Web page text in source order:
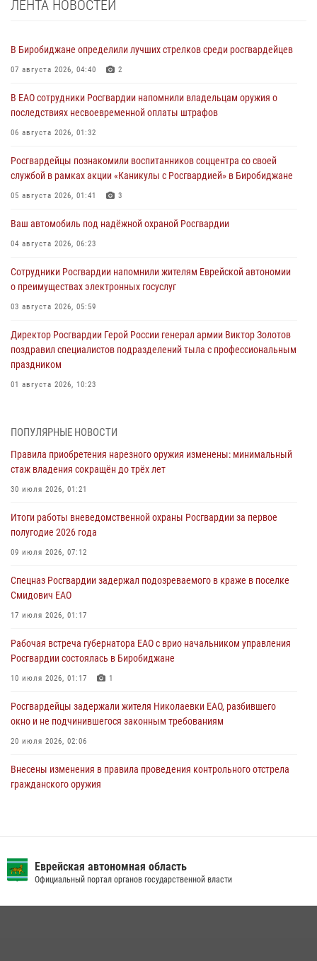
ЛЕНТА НОВОСТЕЙ
В Биробиджане определили лучших стрелков среди росгвардейцев
07 августа 2026, 04:40 2
В ЕАО сотрудники Росгвардии напомнили владельцам оружия о
последствиях несвоевременной оплаты штрафов
06 августа 2026, 01:32
Росгвардейцы познакомили воспитанников соццентра со своей
службой в рамках акции «Каникулы с Росгвардией» в Биробиджане
05 августа 2026, 01:41 3
Ваш автомобиль под надёжной охраной Росгвардии
04 августа 2026, 06:23
Сотрудники Росгвардии напомнили жителям Еврейской автономии
о преимуществах электронных госуслуг
03 августа 2026, 05:59
Директор Росгвардии Герой России генерал армии Виктор Золотов
поздравил специалистов подразделений тыла с профессиональным
праздником
01 августа 2026, 10:23
Российской Федерации
В Росгвардии вспоминают российских воинов, погибших в Первой
мировой войне 1914-1918 годов
Внесены изменения в правила проведения контрольного отстрела
гражданского оружия
Правила приобретения нарезного оружия изменены: минимальный
стаж владения сокращён до трёх лет
ПОПУЛЯРНЫЕ НОВОСТИ
Правила приобретения нарезного оружия изменены: минимальный
стаж владения сокращён до трёх лет
30 июля 2026, 01:21
Итоги работы вневедомственной охраны Росгвардии за первое
полугодие 2026 года
09 июля 2026, 07:12
Спецназ Росгвардии задержал подозреваемого в краже в поселке
Смидович ЕАО
17 июля 2026, 01:17
Рабочая встреча губернатора ЕАО с врио начальником управления
Росгвардии состоялась в Биробиджане
10 июля 2026, 01:17 1
Росгвардейцы задержали жителя Николаевки ЕАО, разбившего
окно и не подчинившегося законным требованиям
20 июля 2026, 02:06
Внесены изменения в правила проведения контрольного отстрела
гражданского оружия
23 июля 2026, 00:16 2
Еврейская автономная область
Официальный портал органов государственной власти